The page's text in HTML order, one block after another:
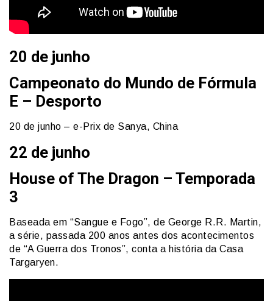
20 de junho
Campeonato do Mundo de Fórmula
E – Desporto
20 de junho – e-Prix de Sanya, China
22 de junho
House of The Dragon – Temporada
3
Baseada em “Sangue e Fogo”, de George R.R. Martin,
a série, passada 200 anos antes dos acontecimentos
de “A Guerra dos Tronos”, conta a história da Casa
Targaryen.